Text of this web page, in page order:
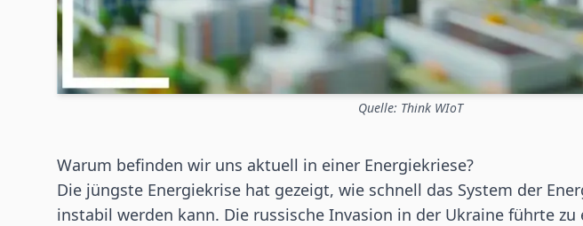
Quelle: Think WIoT
Warum befinden wir uns aktuell in einer Energiekriese?
Die jüngste Energiekrise hat gezeigt, wie schnell das System der
instabil werden kann. Die russische Invasion in der Ukraine führte